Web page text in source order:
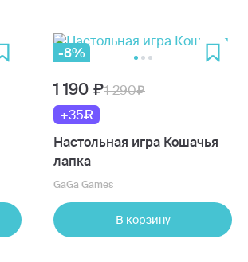
-8%
1 190
1 290
+35
Настольная игра Кошачья
лапка
GaGa Games
В корзину